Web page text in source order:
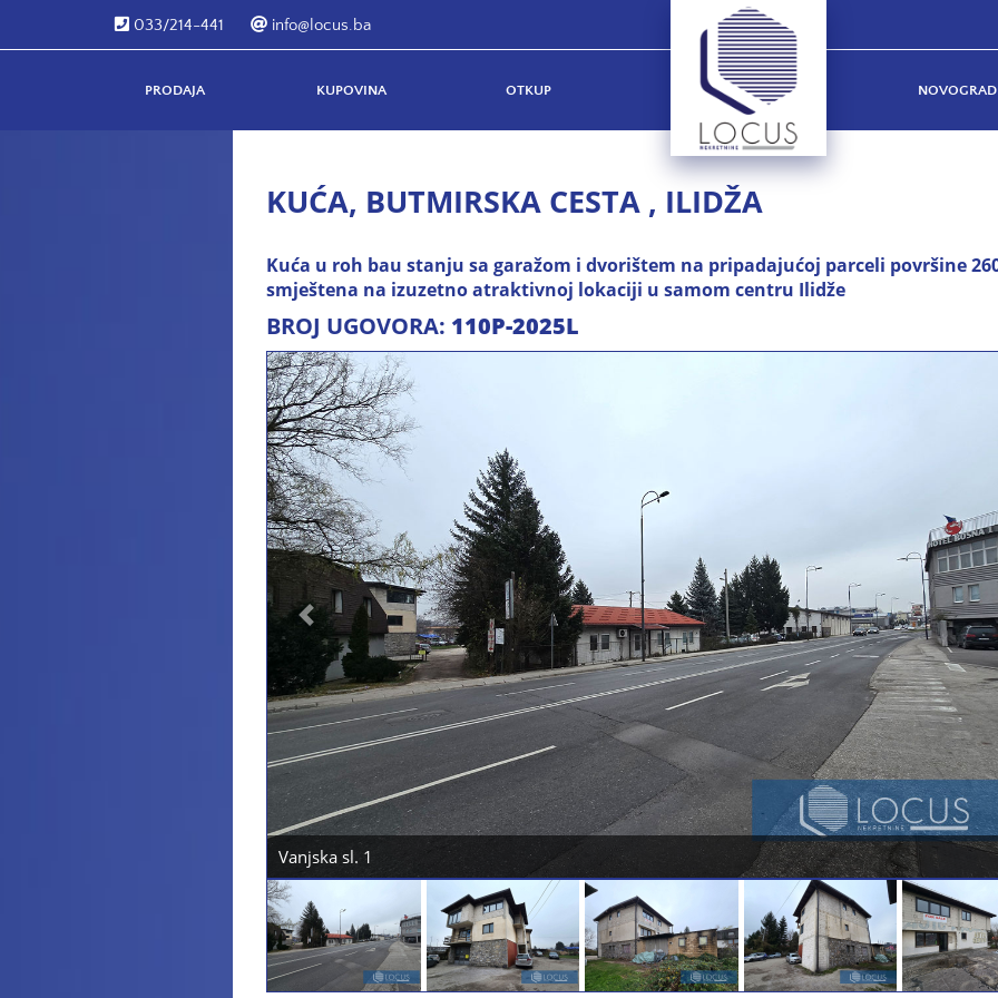
033/214-441 info@locus.ba
PRODAJA KUPOVINA OTKUP
KUĆA, BUTMIRSKA CESTA , ILIDŽA
Kuća u roh bau stanju sa garažom i dvorištem na pripadajućoj parceli površine
smještena na izuzetno atraktivnoj lokaciji u samom centru Ilidže
BROJ UGOVORA: 110P-2025L
. Vanjski izgled
Previous